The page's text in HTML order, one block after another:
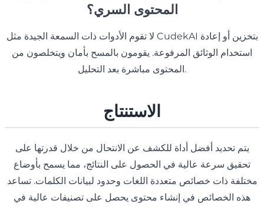
المحتوى السري؟
لا تقوم الأدوات ذات السمعة الجيدة مثل CudekAI بتخزين أو إعادة
استخدام الوثائق المرفوعة. يقومون بالمسح بأمان ويتخلصون من
المحتوى مباشرة بعد التحليل.
الاستنتاج
يتم تحديد أفضل أداة للكشف عن الانتحال من خلال قدرتها على
تحقيق سرعة عالية في الحصول على النتائج، مما يسمح بأوضاع
مختلفة ذات خصائص متعددة اللغات وحدود لبيانات الكلمات. تساعد
هذه الخصائص في إنشاء محتوى يحصل على تصنيفات عالية في